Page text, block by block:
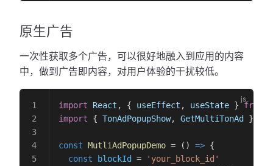
原生广告
一次性获取多个广告，可以很好地融入到应用的内容
中，做到广告即内容，对用户体验的干扰较低。
import React , { useEffect , useState } from
import { TonAdPopupShow, GetMultiTonAd }
const MutliAdPopupDemo = () => {
  const
blockId =
'your_block_id'